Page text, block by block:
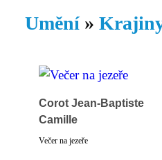
Umění »
Corot Jean-Baptiste
Camille
Večer na jezeře